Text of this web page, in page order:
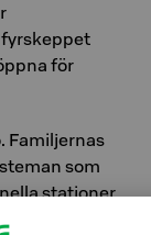
fyrskeppet
för
Familjernas
som
stationer.
saker!